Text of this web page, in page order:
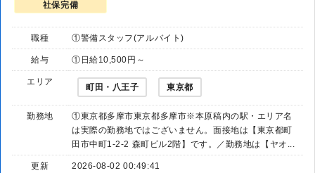
社保完備
職種 ①警備スタッフ(アルバイト)
給与 ①日給10,500円～
エリア
町田・八王子 東京都
勤務地
①東京都多摩市東京都多摩市※本原稿内の駅・エリア名
は実際の勤務地ではございません。面接地は【東京都町
田市中町1-2-2 森町ビル2階】です。／勤務地は【ヤオ...
更新 2026-08-02 00:49:41